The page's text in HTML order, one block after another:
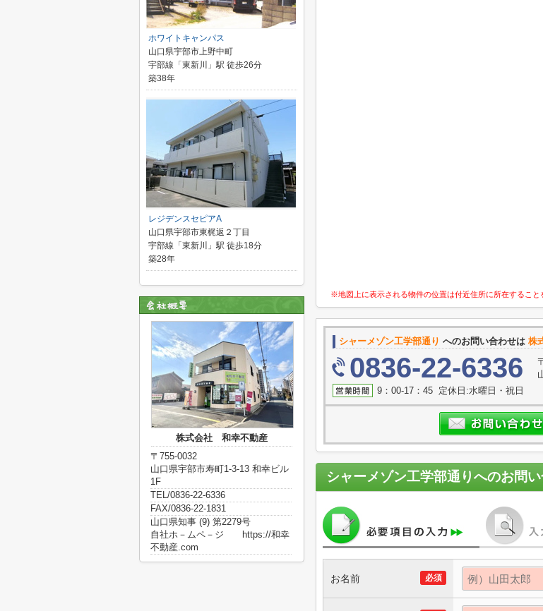
※地図上に表示される物件の位置は付近住所に所在すること
シャーメゾン工学部通り へのお問い合わせは 株
0836-22-6336
9：00-17：45 定休日:水曜日・祝日
シャーメゾン工学部通りへのお問
必須
お名前
ホワイトキャンパス
山口県宇部市上野中町
宇部線「東新川」駅 徒歩26分
築38年
レジデンスセピアA
山口県宇部市東梶返２丁目
宇部線「東新川」駅 徒歩18分
築28年
株式会社 和幸不動産
〒755-0032
山口県宇部市寿町1-3-13 和幸ビル
1F
TEL/0836-22-6336
FAX/0836-22-1831
山口県知事 (9) 第2279号
自社ホ－ムペ－ジ https://和幸
不動産.com